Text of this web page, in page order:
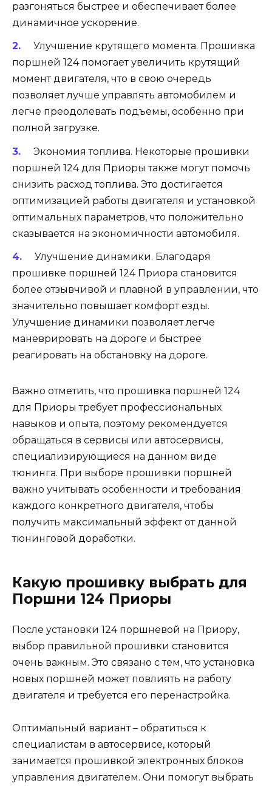
разгоняться быстрее и обеспечивает более
динамичное ускорение.
Улучшение крутящего момента. Прошивка
поршней 124 помогает увеличить крутящий
момент двигателя, что в свою очередь
позволяет лучше управлять автомобилем и
легче преодолевать подъемы, особенно при
полной загрузке.
Экономия топлива. Некоторые прошивки
поршней 124 для Приоры также могут помочь
снизить расход топлива. Это достигается
оптимизацией работы двигателя и установкой
оптимальных параметров, что положительно
сказывается на экономичности автомобиля.
Улучшение динамики. Благодаря
прошивке поршней 124 Приора становится
более отзывчивой и плавной в управлении, что
значительно повышает комфорт езды.
Улучшение динамики позволяет легче
маневрировать на дороге и быстрее
реагировать на обстановку на дороге.
Важно отметить, что прошивка поршней 124
для Приоры требует профессиональных
навыков и опыта, поэтому рекомендуется
обращаться в сервисы или автосервисы,
специализирующиеся на данном виде
тюнинга. При выборе прошивки поршней
важно учитывать особенности и требования
каждого конкретного двигателя, чтобы
получить максимальный эффект от данной
тюнинговой доработки.
Какую прошивку выбрать для
Поршни 124 Приоры
После установки 124 поршневой на Приору,
выбор правильной прошивки становится
очень важным. Это связано с тем, что установка
новых поршней может повлиять на работу
двигателя и требуется его перенастройка.
Оптимальный вариант – обратиться к
специалистам в автосервисе, который
занимается прошивкой электронных блоков
управления двигателем. Они помогут выбрать